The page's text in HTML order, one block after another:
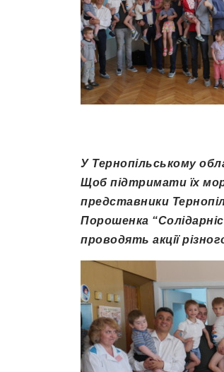
У Тернопільському
Щоб підтримати їх
представники
Порошенка
проводять акції